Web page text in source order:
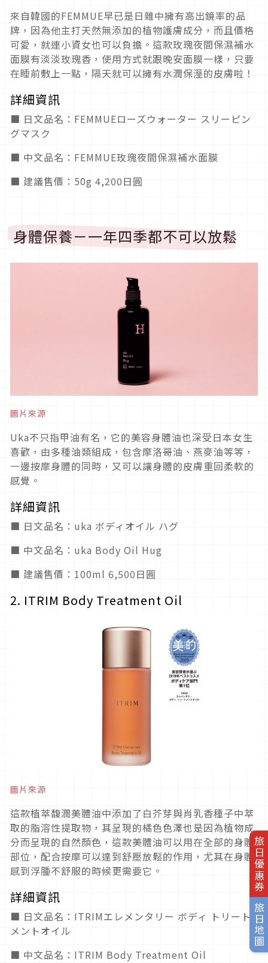
旅日優惠券
旅日地圖
來自韓國的FEMMUE早已是日雜中擁有高出鏡率的品
牌，因為他主打天然無添加的植物護膚成分，而且價格
可愛，就連小資女也可以負擔。這款玫瑰夜間保濕補水
面膜有淡淡玫瑰香，使用方式就跟晚安面膜一樣，只要
在睡前敷上一點，隔天就可以擁有水潤保溼的皮膚啦！
詳細資訊
■ 日文品名：FEMMUEローズウォーター スリーピン
グマスク
■ 中文品名：FEMMUE玫瑰夜間保濕補水面膜
■ 建議售價：50g 4,200日圓
身體保養－一年四季都不可以放鬆
圖片來源
Uka不只指甲油有名，它的美容身體油也深受日本女生
喜歡，由多種油類組成，包含摩洛哥油、燕麥油等等，
一邊按摩身體的同時，又可以讓身體的皮膚重回柔軟的
感覺。
詳細資訊
■ 日文品名：uka ボディオイル ハグ
■ 中文品名：uka Body Oil Hug
■ 建議售價：100ml 6,500日圓
2. ITRIM Body Treatment Oil
圖片來源
這款植萃馥潤美體油中添加了白芥芽與肖乳香種子中萃
取的脂溶性提取物，其呈現的橘色色澤也是因為植物成
分而呈現的自然顏色，這款美體油可以用在全部的身體
部位，配合按摩可以達到舒壓放鬆的作用，尤其在身體
感到浮腫不舒服的時候更需要它。
詳細資訊
■ 日文品名：ITRIMエレメンタリー ボディ トリート
メントオイル
■ 中文品名：ITRIM Body Treatment Oil